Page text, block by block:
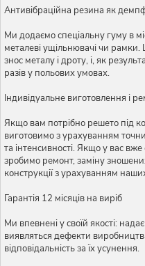
Антивібраційна резина як
Ми додаємо спеціальну гуму в
металеві ущільнювачі чи
знос металу і дроту, і, як
разів у польових умовах.
Індивідуальне виготовлення і
Якщо вам потрібно решето під
виготовимо з урахуванням
та інтенсивності. Якщо у вас
зробимо ремонт, заміну
конструкції з урахуванням
Гарантія 12 місяців на виріб
Ми впевнені у своїй якості:
виявляться дефекти
відповідальність за їх усунення.